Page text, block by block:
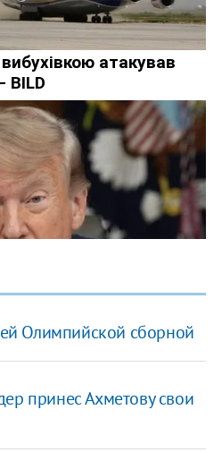
Олимпийской сборной
принес Ахметову свои